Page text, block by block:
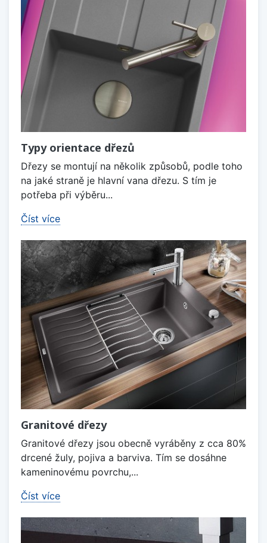
Typy orientace dřezů
Dřezy se montují na několik způsobů, podle toho
na jaké straně je hlavní vana dřezu. S tím je
potřeba při výběru...
Číst více
Granitové dřezy
Granitové dřezy jsou obecně vyráběny z cca 80%
drcené žuly, pojiva a barviva. Tím se dosáhne
kameninovému povrchu,...
Číst více